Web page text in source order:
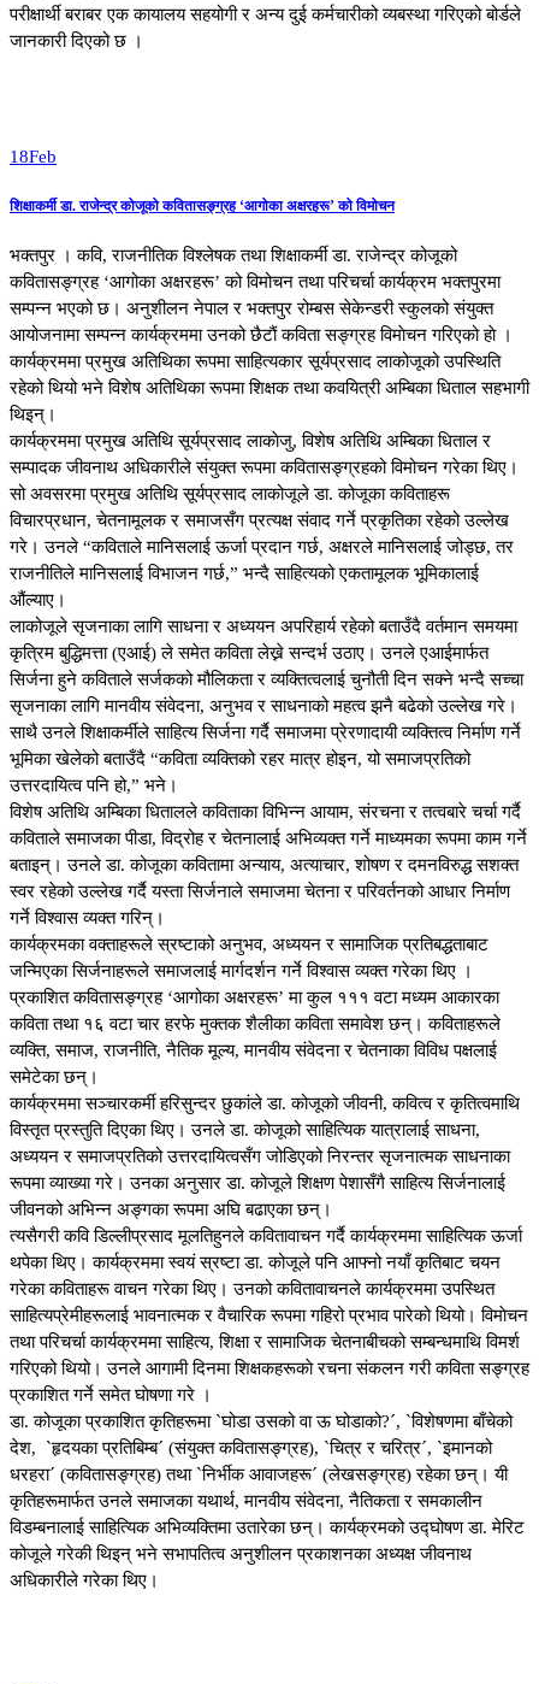
परीक्षार्थी बराबर एक कायालय सहयोगी र अन्य दुई कर्मचारीको व्यबस्था गरिएको बोर्डले
जानकारी दिएको छ ।
18Feb
शिक्षाकर्मी डा. राजेन्द्र कोजूको कवितासङ्ग्रह ‘आगोका अक्षरहरू’ को विमोचन
भक्तपुर । कवि, राजनीतिक विश्लेषक तथा शिक्षाकर्मी डा. राजेन्द्र कोजूको
कवितासङ्ग्रह ‘आगोका अक्षरहरू’ को विमोचन तथा परिचर्चा कार्यक्रम भक्तपुरमा
सम्पन्न भएको छ। अनुशीलन नेपाल र भक्तपुर रोम्बस सेकेन्डरी स्कुलको संयुक्त
आयोजनामा सम्पन्न कार्यक्रममा उनको छैटाैं कविता सङ्ग्रह विमाेचन गरिएको हाे ।
कार्यक्रममा प्रमुख अतिथिका रूपमा साहित्यकार सूर्यप्रसाद लाकोजूको उपस्थिति
रहेको थियो भने विशेष अतिथिका रूपमा शिक्षक तथा कवयित्री अम्बिका धिताल सहभागी
थिइन्।
कार्यक्रममा प्रमुख अतिथि सूर्यप्रसाद लाकाेजु, विशेष अतिथि अम्बिका धिताल र
सम्पादक जीवनाथ अधिकारीले संयुक्त रूपमा कवितासङ्ग्रहको विमोचन गरेका थिए।
सो अवसरमा प्रमुख अतिथि सूर्यप्रसाद लाकोजूले डा. कोजूका कविताहरू
विचारप्रधान, चेतनामूलक र समाजसँग प्रत्यक्ष संवाद गर्ने प्रकृतिका रहेको उल्लेख
गरे। उनले “कविताले मानिसलाई ऊर्जा प्रदान गर्छ, अक्षरले मानिसलाई जोड्छ, तर
राजनीतिले मानिसलाई विभाजन गर्छ,” भन्दै साहित्यको एकतामूलक भूमिकालाई
औंल्याए।
लाकोजूले सृजनाका लागि साधना र अध्ययन अपरिहार्य रहेको बताउँदै वर्तमान समयमा
कृत्रिम बुद्धिमत्ता (एआई) ले समेत कविता लेख्ने सन्दर्भ उठाए। उनले एआईमार्फत
सिर्जना हुने कविताले सर्जकको मौलिकता र व्यक्तित्वलाई चुनौती दिन सक्ने भन्दै सच्चा
सृजनाका लागि मानवीय संवेदना, अनुभव र साधनाको महत्व झनै बढेको उल्लेख गरे।
साथै उनले शिक्षाकर्मीले साहित्य सिर्जना गर्दै समाजमा प्रेरणादायी व्यक्तित्व निर्माण गर्ने
भूमिका खेलेको बताउँदै “कविता व्यक्तिको रहर मात्र होइन, यो समाजप्रतिको
उत्तरदायित्व पनि हो,” भने।
विशेष अतिथि अम्बिका धितालले कविताका विभिन्न आयाम, संरचना र तत्वबारे चर्चा गर्दै
कविताले समाजका पीडा, विद्रोह र चेतनालाई अभिव्यक्त गर्ने माध्यमका रूपमा काम गर्ने
बताइन्। उनले डा. कोजूका कवितामा अन्याय, अत्याचार, शोषण र दमनविरुद्ध सशक्त
स्वर रहेको उल्लेख गर्दै यस्ता सिर्जनाले समाजमा चेतना र परिवर्तनको आधार निर्माण
गर्ने विश्वास व्यक्त गरिन्।
कार्यक्रमका वक्ताहरूले स्रष्टाको अनुभव, अध्ययन र सामाजिक प्रतिबद्धताबाट
जन्मिएका सिर्जनाहरूले समाजलाई मार्गदर्शन गर्ने विश्वास व्यक्त गरेका थिए ।
प्रकाशित कवितासङ्ग्रह ‘आगोका अक्षरहरू’ मा कुल १११ वटा मध्यम आकारका
कविता तथा १६ वटा चार हरफे मुक्तक शैलीका कविता समावेश छन्। कविताहरूले
व्यक्ति, समाज, राजनीति, नैतिक मूल्य, मानवीय संवेदना र चेतनाका विविध पक्षलाई
समेटेका छन्।
कार्यक्रममा सञ्चारकर्मी हरिसुन्दर छुकांले डा. कोजूको जीवनी, कवित्व र कृतित्वमाथि
विस्तृत प्रस्तुति दिएका थिए। उनले डा. कोजूको साहित्यिक यात्रालाई साधना,
अध्ययन र समाजप्रतिको उत्तरदायित्वसँग जोडिएको निरन्तर सृजनात्मक साधनाका
रूपमा व्याख्या गरे। उनका अनुसार डा. कोजूले शिक्षण पेशासँगै साहित्य सिर्जनालाई
जीवनको अभिन्न अङ्गका रूपमा अघि बढाएका छन्।
त्यसैगरी कवि डिल्लीप्रसाद मूलतिहुनले कवितावाचन गर्दै कार्यक्रममा साहित्यिक ऊर्जा
थपेका थिए। कार्यक्रममा स्वयं स्रष्टा डा. कोजूले पनि आफ्नो नयाँ कृतिबाट चयन
गरेका कविताहरू वाचन गरेका थिए। उनको कवितावाचनले कार्यक्रममा उपस्थित
साहित्यप्रेमीहरूलाई भावनात्मक र वैचारिक रूपमा गहिरो प्रभाव पारेको थियो। विमाेचन
तथा परिचर्चा कार्यक्रममा साहित्य, शिक्षा र सामाजिक चेतनाबीचको सम्बन्धमाथि विमर्श
गरिएको थियो। उनले आगामी दिनमा शिक्षकहरूकाे रचना संकलन गरी कविता सङ्ग्रह
प्रकाशित गर्ने समेत घाेषणा गरे ।
डा. कोजूका प्रकाशित कृतिहरूमा `घोडा उसको वा ऊ घोडाको?´, `विशेषणमा बाँचेको
देश, `हृदयका प्रतिबिम्ब´ (संयुक्त कवितासङ्ग्रह), `चित्र र चरित्र´, `इमानको
धरहरा´ (कवितासङ्ग्रह) तथा `निर्भीक आवाजहरू´ (लेखसङ्ग्रह) रहेका छन्। यी
कृतिहरूमार्फत उनले समाजका यथार्थ, मानवीय संवेदना, नैतिकता र समकालीन
विडम्बनालाई साहित्यिक अभिव्यक्तिमा उतारेका छन्। कार्यक्रमको उद्घोषण डा. मेरिट
कोजूले गरेकी थिइन् भने सभापतित्व अनुशीलन प्रकाशनका अध्यक्ष जीवनाथ
अधिकारीले गरेका थिए।